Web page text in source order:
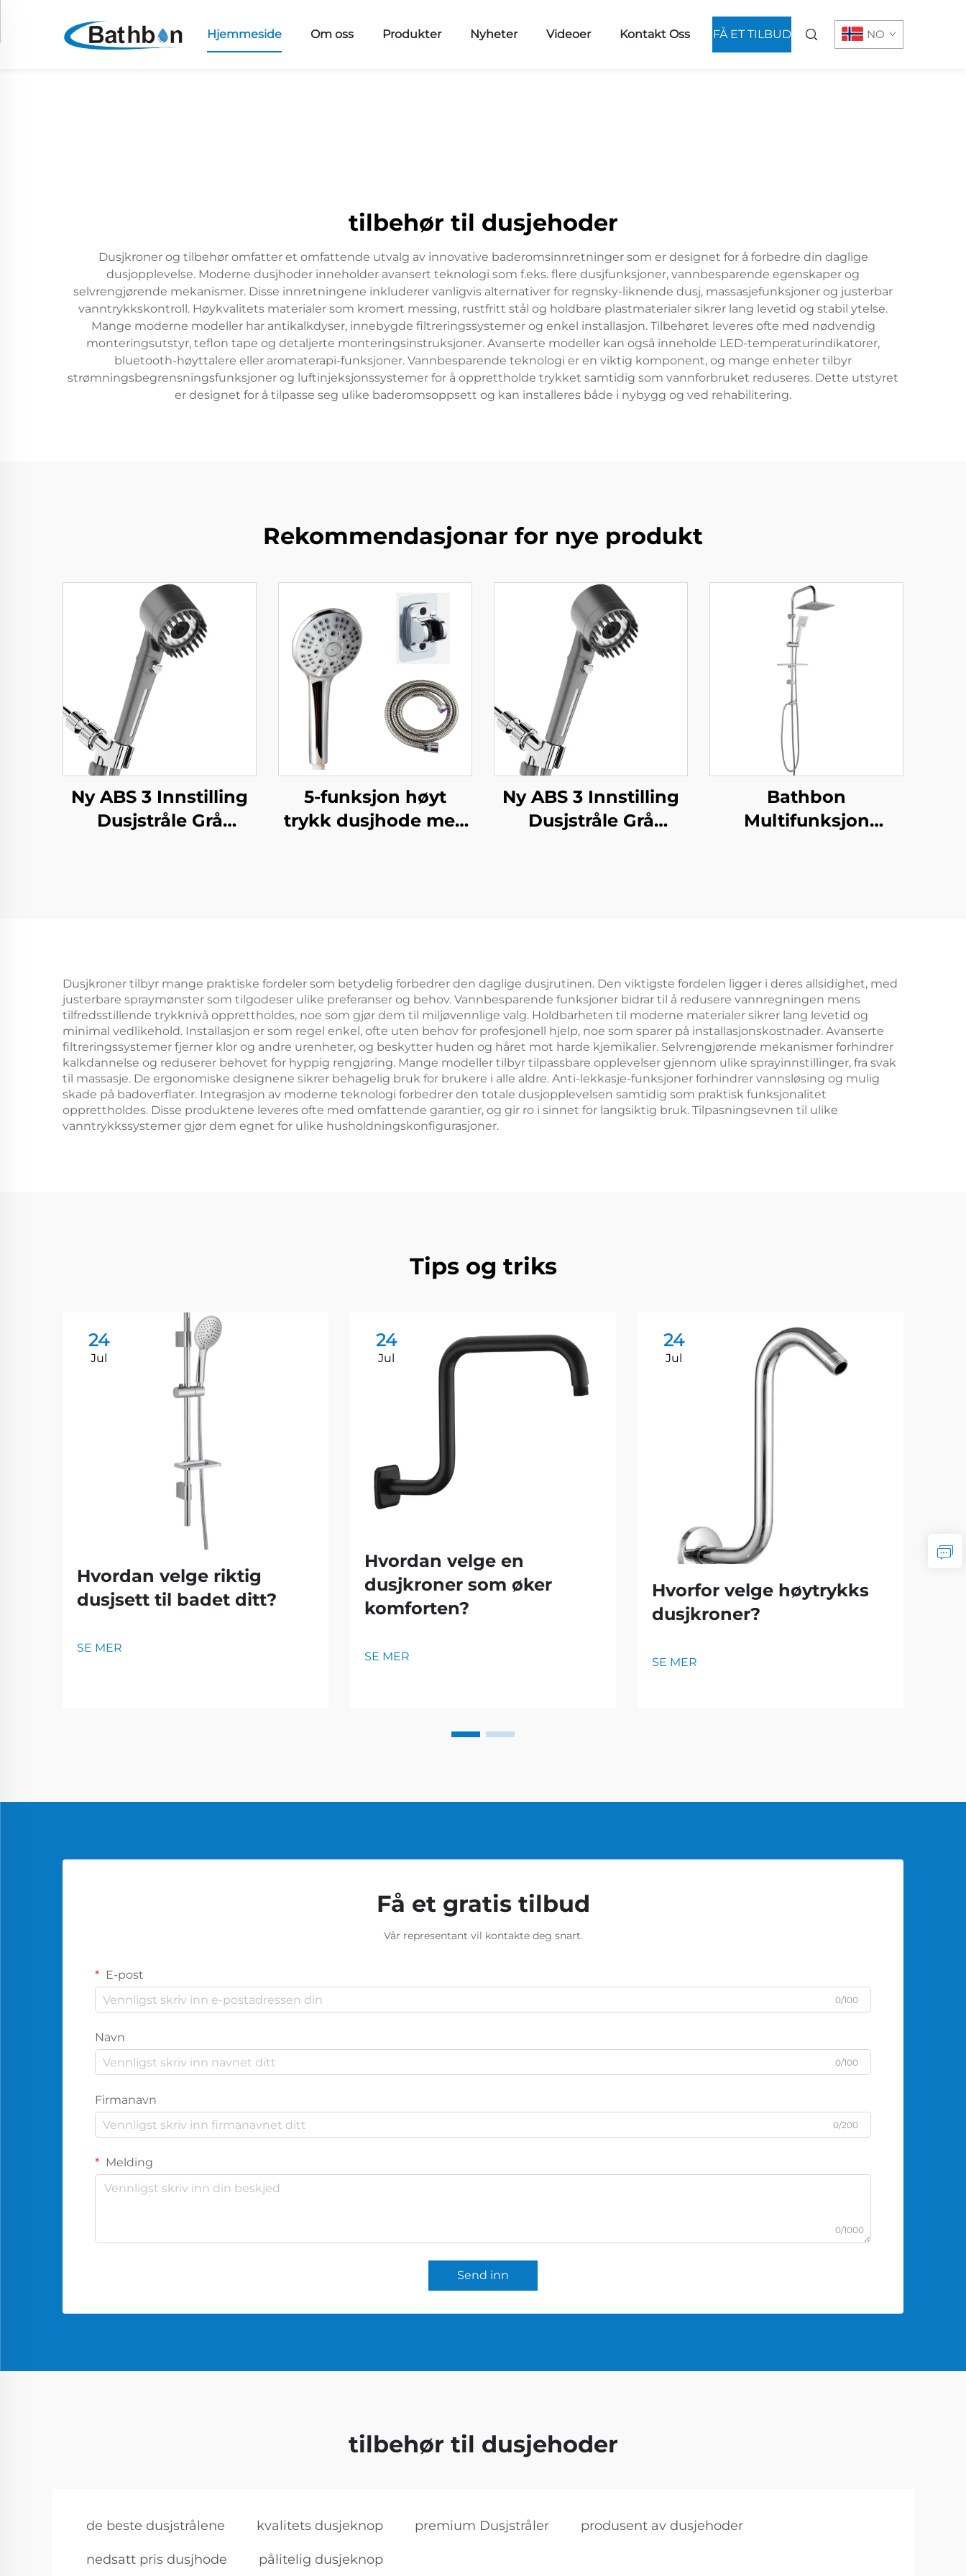
Hjemmeside Om oss Produkter Nyheter Videoer Kontakt Oss FÅ ET TILBUD NO
tilbehør til dusjehoder
Dusjkroner og tilbehør omfatter et omfattende utvalg av innovative baderomsinnretninger som er designet for å forbedre din daglige
dusjopplevelse. Moderne dusjhoder inneholder avansert teknologi som f.eks. flere dusjfunksjoner, vannbesparende egenskaper og
selvrengjørende mekanismer. Disse innretningene inkluderer vanligvis alternativer for regnsky-liknende dusj, massasjefunksjoner og justerbar
vanntrykkskontroll. Høykvalitets materialer som kromert messing, rustfritt stål og holdbare plastmaterialer sikrer lang levetid og stabil ytelse.
Mange moderne modeller har antikalkdyser, innebygde filtreringssystemer og enkel installasjon. Tilbehøret leveres ofte med nødvendig
monteringsutstyr, teflon tape og detaljerte monteringsinstruksjoner. Avanserte modeller kan også inneholde LED-temperaturindikatorer,
bluetooth-høyttalere eller aromaterapi-funksjoner. Vannbesparende teknologi er en viktig komponent, og mange enheter tilbyr
strømningsbegrensningsfunksjoner og luftinjeksjonssystemer for å opprettholde trykket samtidig som vannforbruket reduseres. Dette utstyret
er designet for å tilpasse seg ulike baderomsoppsett og kan installeres både i nybygg og ved rehabilitering.
Rekommendasjonar for nye produkt
Ny ABS 3 Innstilling
Dusjstråle Grå
5-funksjon høyt
trykk dusjhode med
Ny ABS 3 Innstilling
Dusjstråle Grå
Bathbon
Multifunksjon
Dusjkroner tilbyr mange praktiske fordeler som betydelig forbedrer den daglige dusjrutinen. Den viktigste fordelen ligger i deres allsidighet, med
justerbare spraymønster som tilgodeser ulike preferanser og behov. Vannbesparende funksjoner bidrar til å redusere vannregningen mens
tilfredsstillende trykknivå opprettholdes, noe som gjør dem til miljøvennlige valg. Holdbarheten til moderne materialer sikrer lang levetid og
minimal vedlikehold. Installasjon er som regel enkel, ofte uten behov for profesjonell hjelp, noe som sparer på installasjonskostnader. Avanserte
filtreringssystemer fjerner klor og andre urenheter, og beskytter huden og håret mot harde kjemikalier. Selvrengjørende mekanismer forhindrer
kalkdannelse og reduserer behovet for hyppig rengjøring. Mange modeller tilbyr tilpassbare opplevelser gjennom ulike sprayinnstillinger, fra svak
til massasje. De ergonomiske designene sikrer behagelig bruk for brukere i alle aldre. Anti-lekkasje-funksjoner forhindrer vannsløsing og mulig
skade på badoverflater. Integrasjon av moderne teknologi forbedrer den totale dusjopplevelsen samtidig som praktisk funksjonalitet
opprettholdes. Disse produktene leveres ofte med omfattende garantier, og gir ro i sinnet for langsiktig bruk. Tilpasningsevnen til ulike
vanntrykkssystemer gjør dem egnet for ulike husholdningskonfigurasjoner.
Tips og triks
24
Jul
Hvordan velge riktig
dusjsett til badet ditt?
SE MER
24
Jul
Hvordan velge en
dusjkroner som øker
komforten?
SE MER
24
Jul
Hvorfor velge høytrykks
dusjkroner?
SE MER
Få et gratis tilbud
Vår representant vil kontakte deg snart.
E-post
0/100
Navn
0/100
Firmanavn
0/200
Melding
0/1000
Send inn
tilbehør til dusjehoder
de beste dusjstrålene kvalitets dusjeknop premium Dusjstråler produsent av dusjehoder
nedsatt pris dusjhode pålitelig dusjeknop